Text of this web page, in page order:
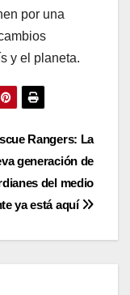
por una
y el planeta.
Rangers: La
generación de
del medio
ya está aquí